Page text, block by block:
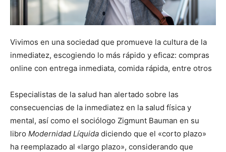
Vivimos en una sociedad que promueve la cultura de la
inmediatez, escogiendo lo más rápido y eficaz: compras
online con entrega inmediata, comida rápida, entre otros
Especialistas de la salud han alertado sobre las
consecuencias de la inmediatez en la salud física y
mental, así como el sociólogo Zigmunt Bauman en su
libro Modernidad Líquida diciendo que el «corto plazo»
ha reemplazado al «largo plazo», considerando que